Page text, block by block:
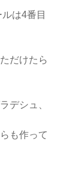
は4番目
だけたら
デシュ、
も作って